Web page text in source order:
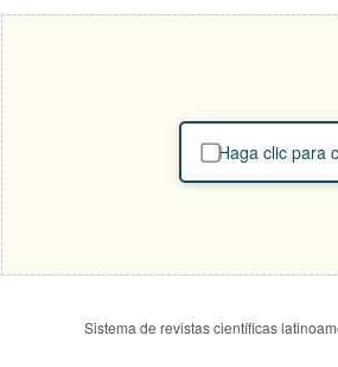
Haga clic para
Sistema de revistas científicas